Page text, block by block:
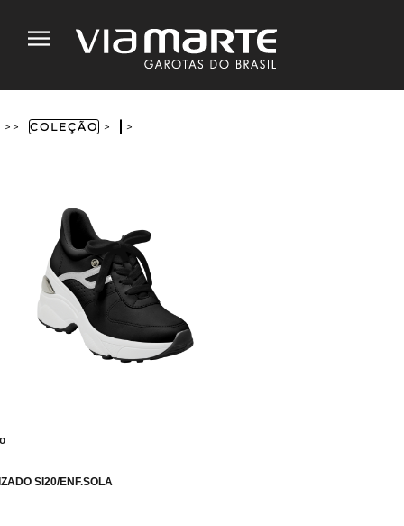
>> COLEÇÃO > >
SI20/ENF.SOLA